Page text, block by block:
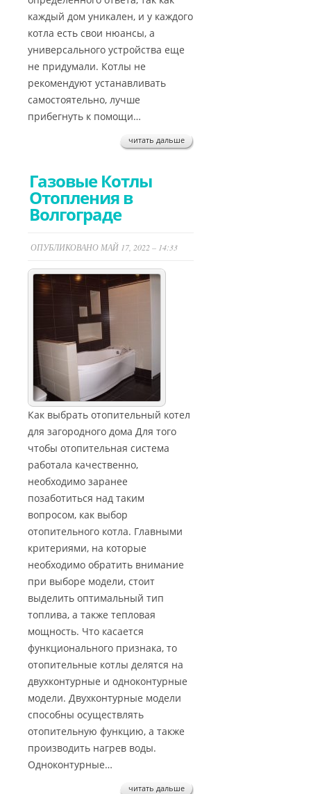
каждый дом уникален, и у каждого
котла есть свои нюансы, а
универсального устройства еще
не придумали. Котлы не
рекомендуют устанавливать
самостоятельно, лучше
прибегнуть к помощи…
читать дальше
Газовые Котлы
Отопления в
Волгограде
ОПУБЛИКОВАНО МАЙ 17, 2022 – 14:33
Как выбрать отопительный котел
для загородного дома Для того
чтобы отопительная система
работала качественно,
необходимо заранее
позаботиться над таким
вопросом, как выбор
отопительного котла. Главными
критериями, на которые
необходимо обратить внимание
при выборе модели, стоит
выделить оптимальный тип
топлива, а также тепловая
мощность. Что касается
функционального признака, то
отопительные котлы делятся на
двухконтурные и одноконтурные
модели. Двухконтурные модели
способны осуществлять
отопительную функцию, а также
производить нагрев воды.
Одноконтурные…
читать дальше